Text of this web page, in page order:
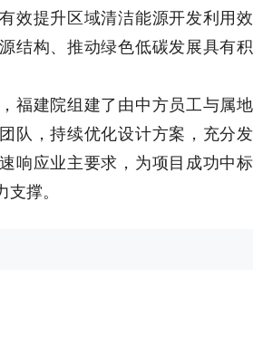
效提升区域清洁能源开发利用效
结构、推动绿色低碳发展具有积
福建院组建了由中方员工与属地
队，持续优化设计方案，充分发
响应业主要求，为项目成功中标
撑。